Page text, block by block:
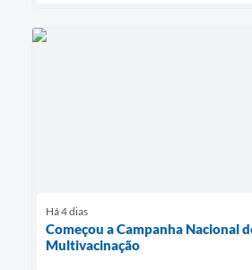
Há 4 dias
Começou a Campanha Nacional
Multivacinação